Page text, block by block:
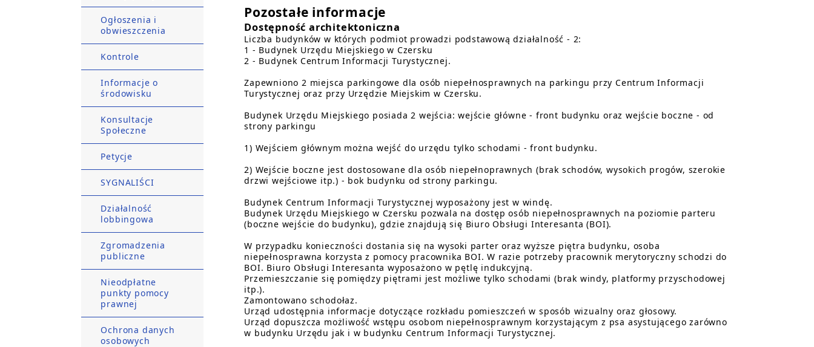
Ogłoszenia i
obwieszczenia
Kontrole
Informacje o
środowisku
Konsultacje
Społeczne
Petycje
SYGNALIŚCI
Działalność
lobbingowa
Zgromadzenia
publiczne
Nieodpłatne
punkty pomocy
prawnej
Ochrona danych
osobowych
Pozostałe informacje
Dostępność architektoniczna
Liczba budynków w których podmiot prowadzi podstawową działalność - 2:
1 - Budynek Urzędu Miejskiego w Czersku
2 - Budynek Centrum Informacji Turystycznej.
Zapewniono 2 miejsca parkingowe dla osób niepełnosprawnych na parkingu przy Centrum Informacji
Turystycznej oraz przy Urzędzie Miejskim w Czersku.
Budynek Urzędu Miejskiego posiada 2 wejścia: wejście główne - front budynku oraz wejście boczne - od
strony parkingu
1) Wejściem głównym można wejść do urzędu tylko schodami - front budynku.
2) Wejście boczne jest dostosowane dla osób niepełnoprawnych (brak schodów, wysokich progów, szerokie
drzwi wejściowe itp.) - bok budynku od strony parkingu.
Budynek Centrum Informacji Turystycznej wyposażony jest w windę.
Budynek Urzędu Miejskiego w Czersku pozwala na dostęp osób niepełnosprawnych na poziomie parteru
(boczne wejście do budynku), gdzie znajdują się Biuro Obsługi Interesanta (BOI).
W przypadku konieczności dostania się na wysoki parter oraz wyższe piętra budynku, osoba
niepełnosprawna korzysta z pomocy pracownika BOI. W razie potrzeby pracownik merytoryczny schodzi do
BOI. Biuro Obsługi Interesanta wyposażono w pętlę indukcyjną.
Przemieszczanie się pomiędzy piętrami jest możliwe tylko schodami (brak windy, platformy przyschodowej
itp.).
Zamontowano schodołaz.
Urząd udostępnia informacje dotyczące rozkładu pomieszczeń w sposób wizualny oraz głosowy.
Urząd dopuszcza możliwość wstępu osobom niepełnosprawnym korzystającym z psa asystującego zarówno
w budynku Urzędu jak i w budynku Centrum Informacji Turystycznej.